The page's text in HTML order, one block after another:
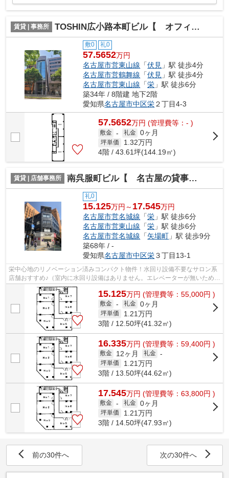
賃貸 | 事務所 TOSHIN広小路本町ビル【 オフィスおすすめ 】
敷0 礼0
57.5652万円
名古屋市営東山線 「伏見 」駅 徒歩4分
名古屋市営鶴舞線 「伏見 」駅 徒歩4分
名古屋市営東山線 「栄 」駅 徒歩6分
築34年 / 8階建 地下2階
愛知県名古屋市中区栄２丁目4-3
57.5652万円 (管理費等：- )
敷金 - 礼金 0ヶ月
坪単価 1.32万円
4階 / 43.61坪(144.19㎡)
賃貸 | 店舗事務所 南呉服町ビル【 名古屋の貸事務所・貸オフィス 】
礼0
15.125万円～ 17.545万円
名古屋市営名城線 「栄 」駅 徒歩6分
名古屋市営東山線 「栄 」駅 徒歩6分
名古屋市営名城線 「矢場町 」駅 徒歩9分
築68年 / -
愛知県名古屋市中区栄３丁目13-1
栄中心地のリノベーション済みコンパクト物件！水回り設備不要なサロン系
店舗おすすめ♪（室内に水回り設備はありません。エレベーターが無いため階
段での昇り降りとなります。）
15.125万円 (管理費等：55,000円 )
敷金 - 礼金 0ヶ月
坪単価 1.21万円
3階 / 12.50坪(41.32㎡)
16.335万円 (管理費等：59,400円 )
敷金 12ヶ月 礼金 -
坪単価 1.21万円
3階 / 13.50坪(44.62㎡)
17.545万円 (管理費等：63,800円 )
敷金 - 礼金 0ヶ月
坪単価 1.21万円
3階 / 14.50坪(47.93㎡)
前の30件へ 次の30件へ